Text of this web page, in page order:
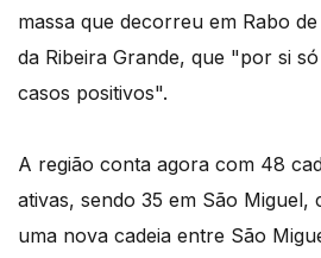
massa que decorreu em Rabo
da Ribeira Grande, que "por si
casos positivos".
A região conta agora com 48
ativas, sendo 35 em São Miguel,
uma nova cadeia entre São